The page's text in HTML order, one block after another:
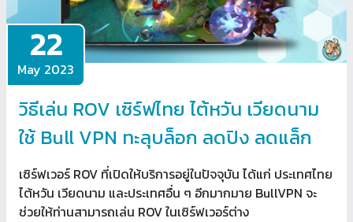
22
May 2023
วิธีเล่น ROV เซิร์ฟไทย ไต้หวัน เวียดนาม
ใช้ Bull VPN ทะลุบล็อก ลดปิง ลดแล็ก
เซิร์ฟเวอร์ ROV ที่เปิดให้บริการอยู่ในปัจจุบัน ได้แก่ ประเทศไทย
ไต้หวัน เวียดนาม และประเทศอื่น ๆ อีกมากมาย BullVPN จะ
ช่วยให้ท่านสามารถเล่น ROV ในเซิร์ฟเวอร์ต่าง